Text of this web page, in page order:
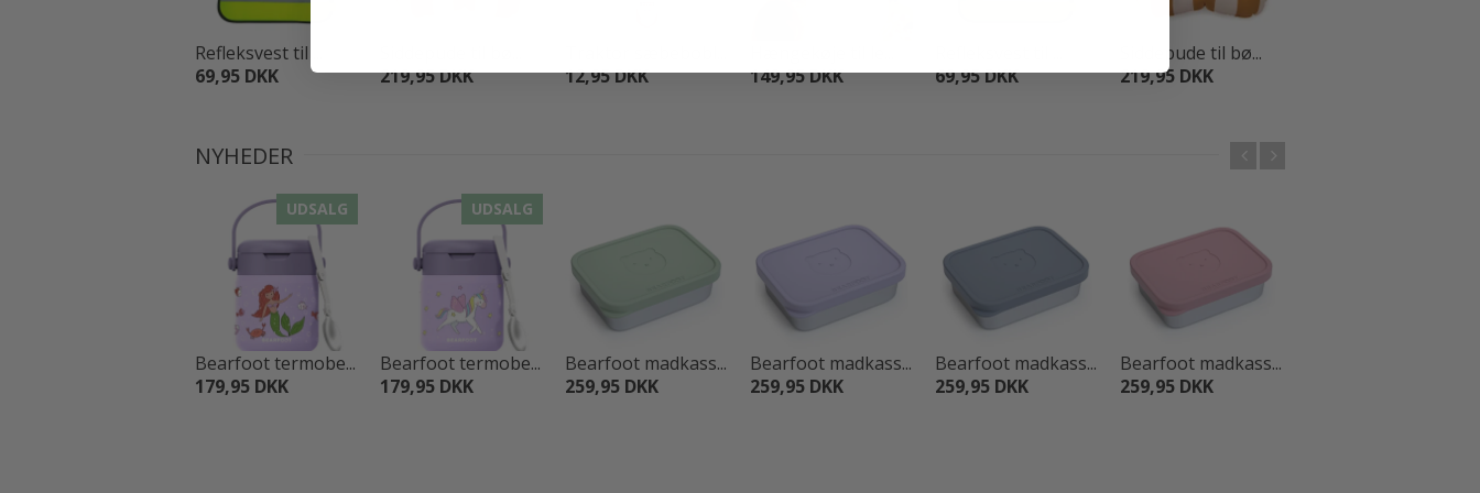
Refleksvest til ...
69,95 DKK
219,95 DKK
12,95 DKK
149,95 DKK
69,95 DKK
Siddepude til bø...
219,95 DKK
NYHEDER
UDSALG
Bearfoot termobe...
179,95 DKK
UDSALG
Bearfoot termobe...
179,95 DKK
Bearfoot madkass...
259,95 DKK
Bearfoot madkass...
259,95 DKK
Bearfoot madkass...
259,95 DKK
Bearfoot madkass...
259,95 DKK